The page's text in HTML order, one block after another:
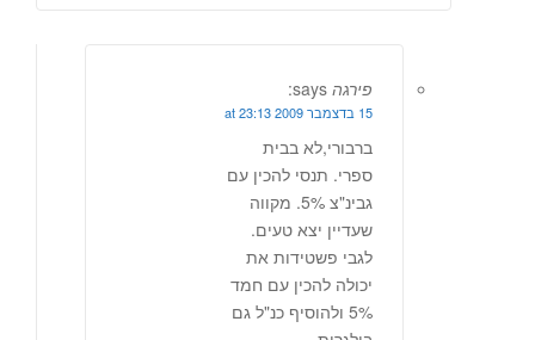
פירגה says:
15 בדצמבר 2009 at 23:13
ברבורי,לא בבית
ספרי. תנסי להכין עם
גבינ"צ 5%. מקווה
שעדיין יצא טעים.
לגבי פשטידות את
יכולה להכין עם חמד
5% ולהוסיף כנ"ל גם